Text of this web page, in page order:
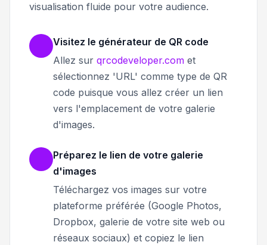
visualisation fluide pour votre audience.
Visitez le générateur de QR code
Allez sur qrcodeveloper.com et
sélectionnez 'URL' comme type de QR
code puisque vous allez créer un lien
vers l'emplacement de votre galerie
d'images.
Préparez le lien de votre galerie
d'images
Téléchargez vos images sur votre
plateforme préférée (Google Photos,
Dropbox, galerie de votre site web ou
réseaux sociaux) et copiez le lien